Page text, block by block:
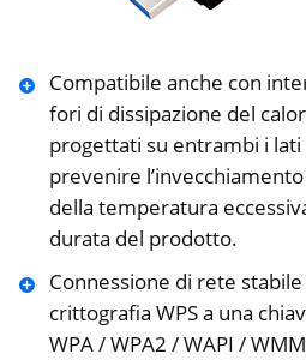
Compatibile anche con
fori di dissipazione del
progettati su entrambi i lati
prevenire
della temperatura
durata del prodotto.
Connessione di rete
crittografia WPS a una
WPA / WPA2 / WAPI /